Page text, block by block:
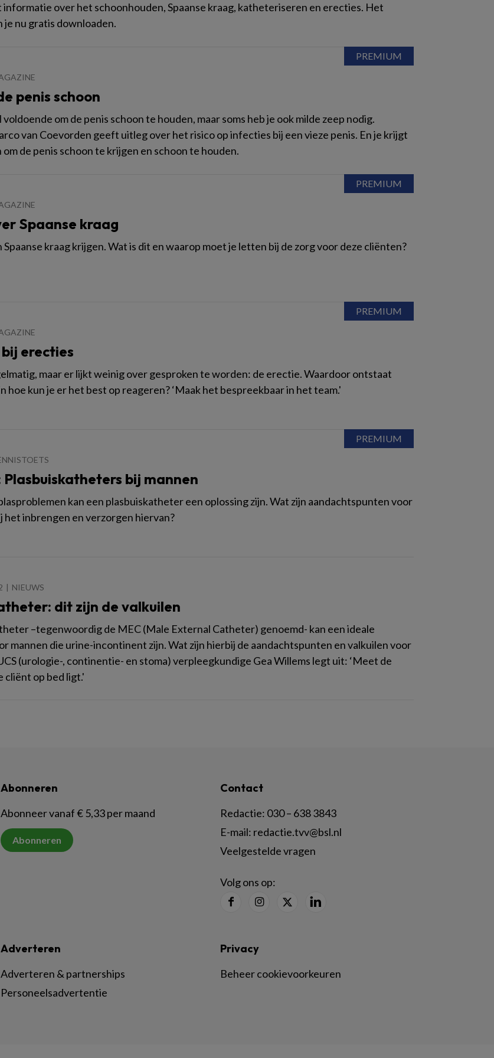
over het schoonhouden, Spaanse kraag, katheteriseren en erecties. Het
je nu gratis downloaden.
penis schoon
om de penis schoon te houden, maar soms heb je ook milde zeep nodig.
van Coevorden geeft uitleg over het risico op infecties bij een vieze penis. En je krijgt
de penis schoon te krijgen en schoon te houden.
Spaanse kraag
Spaanse kraag krijgen. Wat is dit en waarop moet je letten bij de zorg voor deze cliënten?
erecties
maar er lijkt weinig over gesproken te worden: de erectie. Waardoor ontstaat
hoe kun je er het best op reageren? ‘Maak het bespreekbaar in het team.'
Plasbuiskatheters bij mannen
kan een plasbuiskatheter een oplossing zijn. Wat zijn aandachtspunten voor
het inbrengen en verzorgen hiervan?
NIEUWS
dit zijn de valkuilen
–tegenwoordig de MEC (Male External Catheter) genoemd- kan een ideale
mannen die urine-incontinent zijn. Wat zijn hierbij de aandachtspunten en valkuilen voor
(urologie-, continentie- en stoma) verpleegkundige Gea Willems legt uit: ‘Meet de
cliënt op bed ligt.'
Abonneren
Abonneer vanaf € 5,33 per maand
Abonneren
Contact
Redactie: 030 – 638 3843
E-mail: redactie.tvv@bsl.nl
Veelgestelde vragen
Volg ons op:
Adverteren
Adverteren & partnerships
Personeelsadvertentie
Privacy
Beheer cookievoorkeuren